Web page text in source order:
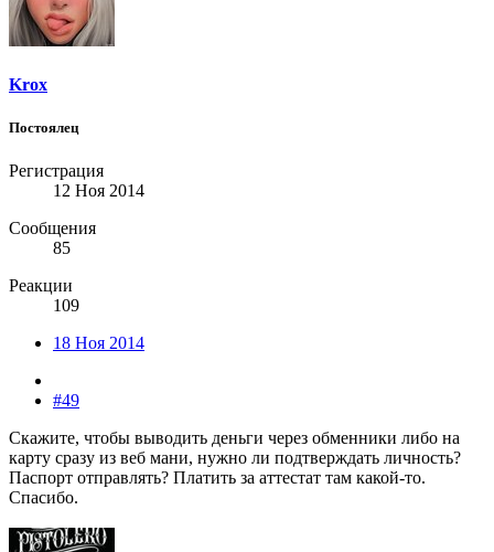
Krox
Постоялец
Регистрация
12 Ноя 2014
Сообщения
85
Реакции
109
18 Ноя 2014
#49
Скажите, чтобы выводить деньги через обменники либо на
карту сразу из веб мани, нужно ли подтверждать личность?
Паспорт отправлять? Платить за аттестат там какой-то.
Спасибо.